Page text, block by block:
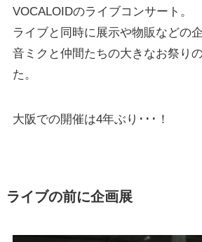
VOCALOIDのライブコンサート。
ライブと同時に展示や物販などの
音ミクと仲間たちの大きなお祭り
た。
大阪での開催は4年ぶり･･･！
ライブの前に企画展